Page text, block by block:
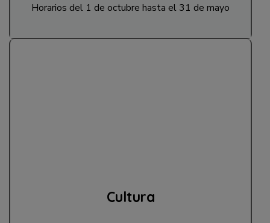
Horarios del 1 de octubre hasta el 31 de mayo
Cultura